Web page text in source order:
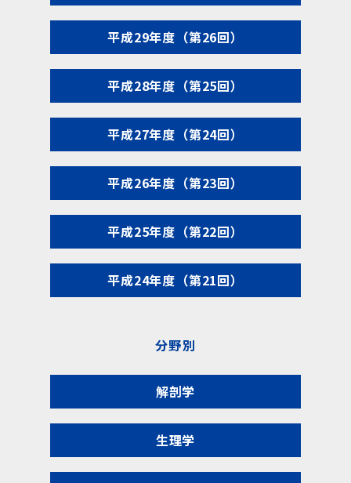
平成29年度（第26回）
平成28年度（第25回）
平成27年度（第24回）
平成26年度（第23回）
平成25年度（第22回）
平成24年度（第21回）
分野別
解剖学
生理学